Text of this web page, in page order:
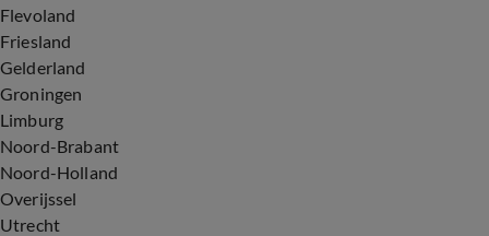
Flevoland
Friesland
Gelderland
Groningen
Limburg
Noord-Brabant
Noord-Holland
Overijssel
Utrecht